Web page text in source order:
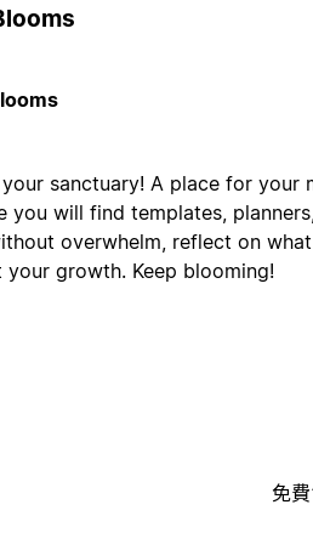
sanctuary! A place for your
you will find templates,
overwhelm, reflect on
growth. Keep blooming!
免費